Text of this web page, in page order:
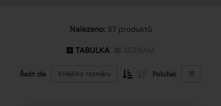
Nalezeno: 57 produktů
TABULKA
Řadit dle Vnějšího rozměru Položek 18